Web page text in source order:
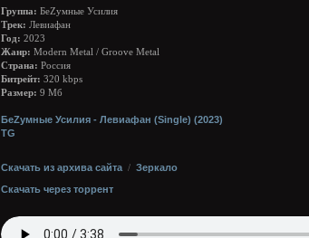
Группа: БеZумные Усилия
Трек: Левиафан
Год: 2023
Жанр: Modern Metal / Groove Metal
Страна: Россия
Битрейт: 320 kbps
Размер: 9 Мб
БеZумные Усилия - Левиафан (Single) (2023)
TG
Скачать из архива сайта / Зеркало
Скачать через торрент